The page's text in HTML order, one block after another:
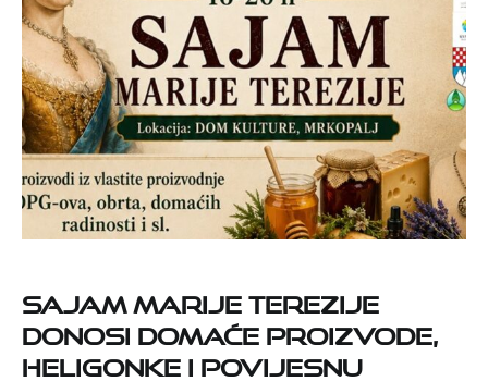
Sajam Marije Terezije
donosi domaće proizvode,
heligonke i povijesnu